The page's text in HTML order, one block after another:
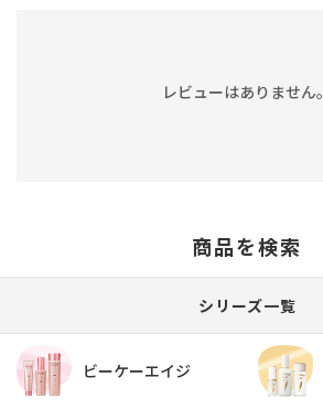
レビューはありません。
商品を検索
シリーズ一覧
ビーケーエイジ